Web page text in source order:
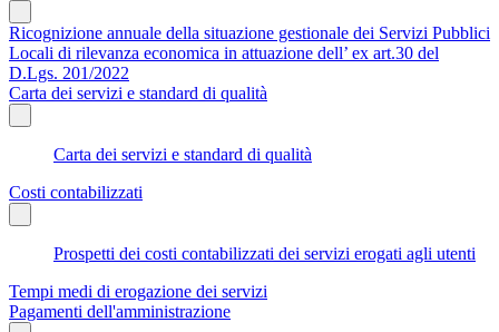
Ricognizione annuale della situazione gestionale dei Servizi Pubblici
Locali di rilevanza economica in attuazione dell’ ex art.30 del
D.Lgs. 201/2022
Carta dei servizi e standard di qualità
Carta dei servizi e standard di qualità
Costi contabilizzati
Prospetti dei costi contabilizzati dei servizi erogati agli utenti
Tempi medi di erogazione dei servizi
Pagamenti dell'amministrazione